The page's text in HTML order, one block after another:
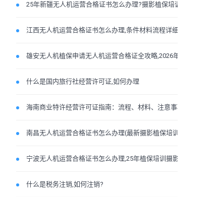
25年新疆无人机运营合格证书怎么办理?摄影植保培训运输
江西无人机运营合格证书怎么办理,条件材料流程详细
雄安无人机植保申请无人机运营合格证全攻略,2026年条件
什么是国内旅行社经营许可证,如何办理
海南商业特许经营许可证指南：流程、材料、注意事项企
南昌无人机运营合格证书怎么办理(最新摄影植保培训运
宁波无人机运营合格证书怎么办理,25年植保培训摄影无人
什么是税务注销,如何注销?